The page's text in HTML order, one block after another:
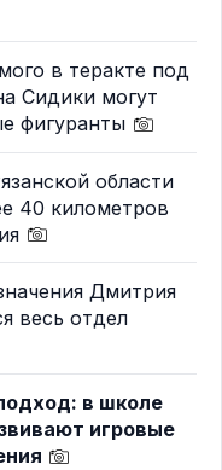
в теракте под
Сидики могут
фигуранты
области
40 километров
Дмитрия
весь отдел
в школе
игровые